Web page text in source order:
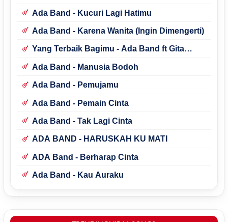
Ada Band - Kucuri Lagi Hatimu
Ada Band - Karena Wanita (Ingin Dimengerti)
Yang Terbaik Bagimu - Ada Band ft Gita
Ada Band - Manusia Bodoh
Ada Band - Pemujamu
Ada Band - Pemain Cinta
Ada Band - Tak Lagi Cinta
ADA BAND - HARUSKAH KU MATI
ADA Band - Berharap Cinta
Ada Band - Kau Auraku